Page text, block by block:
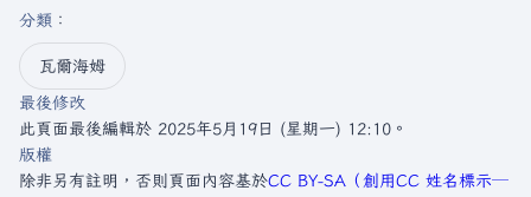
分類 ：​
瓦爾海姆
最後修改
此頁面最後編輯於 2025年5月19日 (星期一) 12:10。
版權
除非另有註明，否則頁面內容基於CC BY-SA（創用CC 姓名標示─